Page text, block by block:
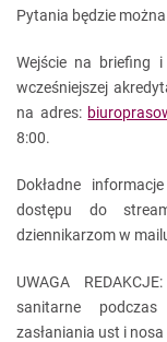
Pytania będzie
Wejście na briefing
wcześniejszej
na adres:
8:00.
Dokładne
dostępu do
dziennikarzom w
UWAGA
sanitarne
zasłaniania ust i